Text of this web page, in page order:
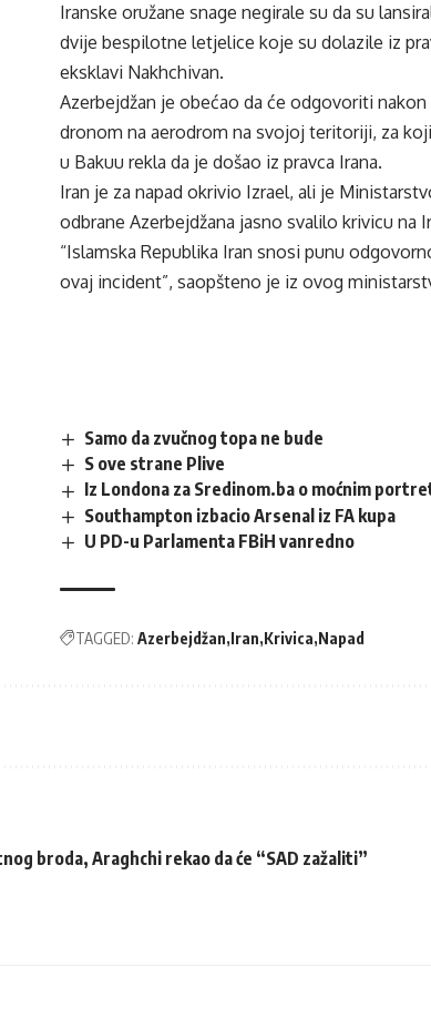
Iranske oružane snage negirale su da su
dvije bespilotne letjelice koje su dolazile iz
eksklavi Nakhchivan.
Azerbejdžan je obećao da će odgovoriti nakon
dronom na aerodrom na svojoj teritoriji, za
u Bakuu rekla da je došao iz pravca Irana.
Iran je za napad okrivio Izrael, ali je
odbrane Azerbejdžana jasno svalilo krivicu na
“Islamska Republika Iran snosi punu
ovaj incident”, saopšteno je iz ovog
Samo da zvučnog topa ne bude
S ove strane Plive
Iz Londona za Sredinom.ba o moćnim
Southampton izbacio Arsenal iz FA kupa
U PD-u Parlamenta FBiH vanredno
TAGGED: Azerbejdžan Iran Krivica Napad
broda, Araghchi rekao da će “SAD zažaliti”